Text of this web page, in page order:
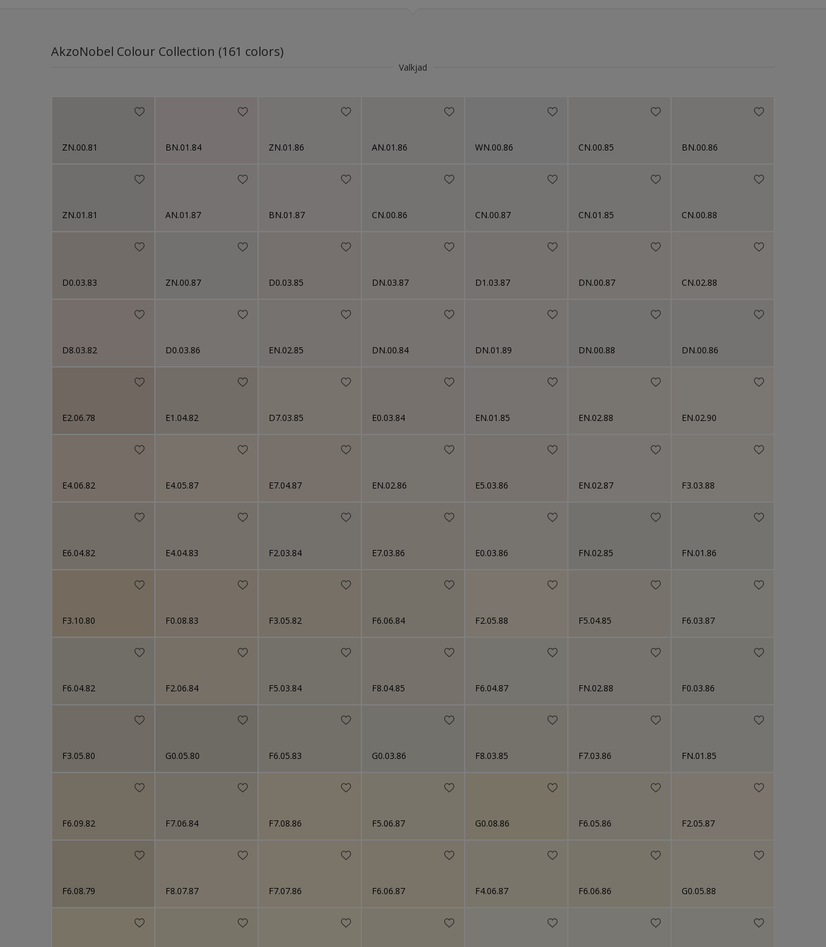
AkzoNobel Colour Collection (161 colors)
Valkjad
ZN.00.81 BN.01.84 ZN.01.86 AN.01.86 WN.00.86 CN.00.85 BN.00.86
ZN.01.81 AN.01.87 BN.01.87 CN.00.86 CN.00.87 CN.01.85 CN.00.88
D0.03.83 ZN.00.87 D0.03.85 DN.03.87 D1.03.87 DN.00.87 CN.02.88
D8.03.82 D0.03.86 EN.02.85 DN.00.84 DN.01.89 DN.00.88 DN.00.86
E2.06.78 E1.04.82 D7.03.85 E0.03.84 EN.01.85 EN.02.88 EN.02.90
E4.06.82 E4.05.87 E7.04.87 EN.02.86 E5.03.86 EN.02.87 F3.03.88
E6.04.82 E4.04.83 F2.03.84 E7.03.86 E0.03.86 FN.02.85 FN.01.86
F3.10.80 F0.08.83 F3.05.82 F6.06.84 F2.05.88 F5.04.85 F6.03.87
F6.04.82 F2.06.84 F5.03.84 F8.04.85 F6.04.87 FN.02.88 F0.03.86
F3.05.80 G0.05.80 F6.05.83 G0.03.86 F8.03.85 F7.03.86 FN.01.85
F6.09.82 F7.06.84 F7.08.86 F5.06.87 G0.08.86 F6.05.86 F2.05.87
F6.08.79 F8.07.87 F7.07.86 F6.06.87 F4.06.87 F6.06.86 G0.05.88